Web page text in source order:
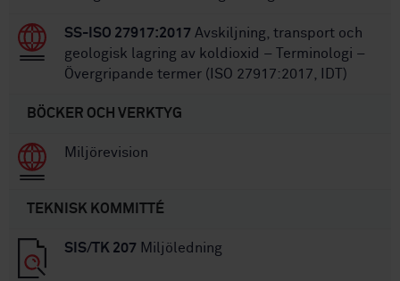
SS-ISO 27917:2017 Avskiljning, transport och
geologisk lagring av koldioxid – Terminologi –
Övergripande termer (ISO 27917:2017, IDT)
BÖCKER OCH VERKTYG
Miljörevision
TEKNISK KOMMITTÉ
SIS/TK 207 Miljöledning